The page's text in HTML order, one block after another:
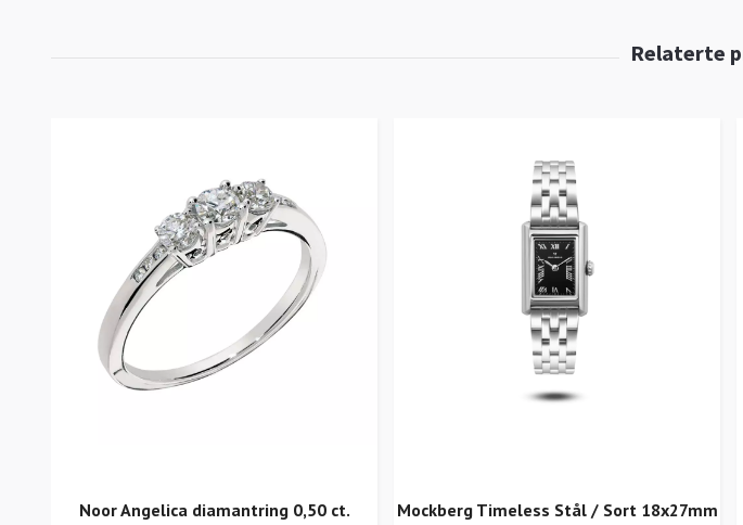
Noor Angelica diamantring 0,50 ct. Mockberg Timeless Stål / Sort 18x27mm